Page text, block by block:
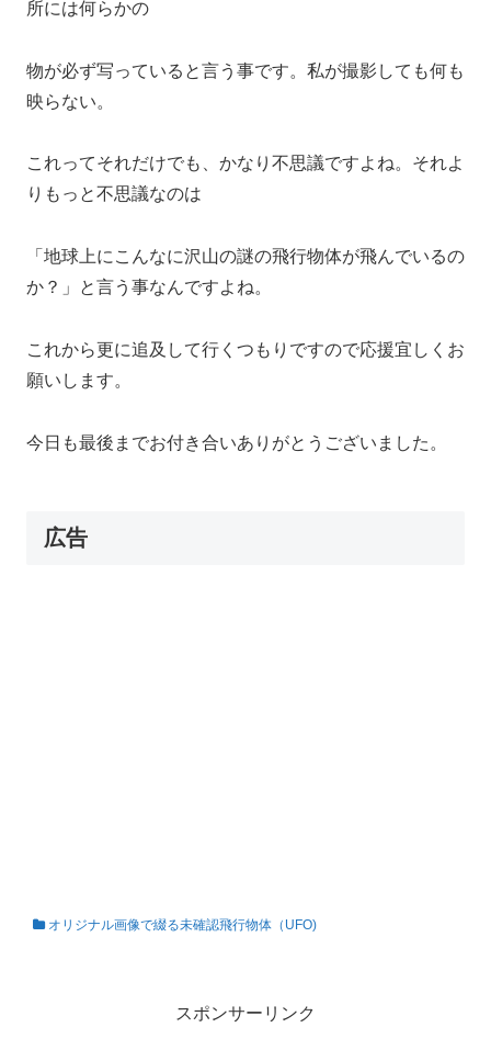
所には何らかの
物が必ず写っていると言う事です。私が撮影しても何も
映らない。
これってそれだけでも、かなり不思議ですよね。それよ
りもっと不思議なのは
「地球上にこんなに沢山の謎の飛行物体が飛んでいるの
か？」と言う事なんですよね。
これから更に追及して行くつもりですので応援宜しくお
願いします。
今日も最後までお付き合いありがとうございました。
広告
オリジナル画像で綴る未確認飛行物体（UFO)
スポンサーリンク